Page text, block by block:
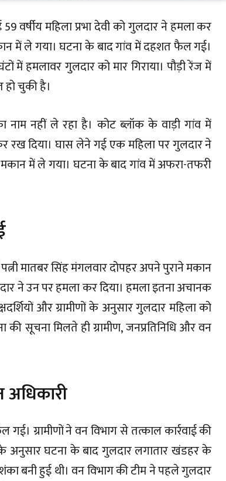
वर्षीय महिला प्रभा देवी को गुलदार ने हमला कर
में ले गया। घटना के बाद गांव में दहशत फैल गई।
हमलावर गुलदार को मार गिराया। पौड़ी रेंज में
चुकी है।
नहीं ले रहा है। कोट ब्लॉक के वाड़ी गांव में
रख दिया। घास लेने गई एक महिला पर गुलदार ने
में ले गया। घटना के बाद गांव में अफरा-तफरी
पत्नी मातबर सिंह मंगलवार दोपहर अपने पुराने मकान
ने उन पर हमला कर दिया। हमला इतना अचानक
और ग्रामीणों के अनुसार गुलदार महिला को
सूचना मिलते ही ग्रामीण, जनप्रतिनिधि और वन
ग्रामीणों ने वन विभाग से तत्काल कार्रवाई की
अनुसार घटना के बाद गुलदार लगातार खंडहर के
बनी हुई थी। वन विभाग की टीम ने पहले गुलदार